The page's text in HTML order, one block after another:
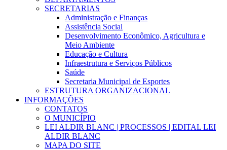
SECRETARIAS
Administração e Finanças
Assistência Social
Desenvolvimento Econômico, Agricultura e
Meio Ambiente
Educação e Cultura
Infraestrutura e Serviços Públicos
Saúde
Secretaria Municipal de Esportes
ESTRUTURA ORGANIZACIONAL
INFORMAÇÕES
CONTATOS
O MUNICÍPIO
LEI ALDIR BLANC | PROCESSOS | EDITAL LEI
ALDIR BLANC
MAPA DO SITE